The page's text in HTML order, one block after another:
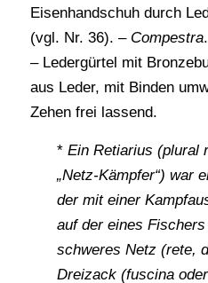
Eisenhandschuh durch
(vgl. Nr. 36). – Compestra
– Ledergürtel mit
aus Leder, mit Binden
Zehen frei lassend.
* Ein Retiarius (plural
„Netz-Kämpfer“) war
der mit einer
auf der eines
schweres Netz (rete,
Dreizack (fuscina